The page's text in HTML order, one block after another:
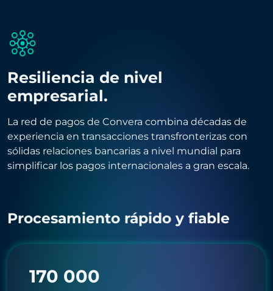
Resiliencia de nivel
empresarial.
La red de pagos de Convera combina décadas de
experiencia en transacciones transfronterizas con
sólidas relaciones bancarias a nivel mundial para
simplificar los pagos internacionales a gran escala.
Procesamiento rápido y fiable
170 000